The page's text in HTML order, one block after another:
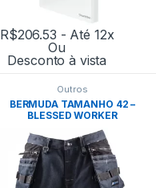
R$206.53 - Até 12x
Ou
Desconto à vista
Outros
BERMUDA TAMANHO 42 –
BLESSED WORKER